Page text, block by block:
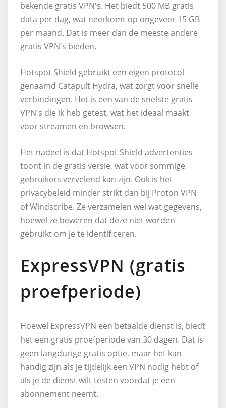
bekende gratis VPN's. Het biedt 500 MB gratis
data per dag, wat neerkomt op ongeveer 15 GB
per maand. Dat is meer dan de meeste andere
gratis VPN's bieden.
Hotspot Shield gebruikt een eigen protocol
genaamd Catapult Hydra, wat zorgt voor snelle
verbindingen. Het is een van de snelste gratis
VPN's die ik heb getest, wat het ideaal maakt
voor streamen en browsen.
Het nadeel is dat Hotspot Shield advertenties
toont in de gratis versie, wat voor sommige
gebruikers vervelend kan zijn. Ook is het
privacybeleid minder strikt dan bij Proton VPN
of Windscribe. Ze verzamelen wel wat gegevens,
hoewel ze beweren dat deze niet worden
gebruikt om je te identificeren.
ExpressVPN (gratis
proefperiode)
Hoewel ExpressVPN een betaalde dienst is, biedt
het een gratis proefperiode van 30 dagen. Dat is
geen langdurige gratis optie, maar het kan
handig zijn als je tijdelijk een VPN nodig hebt of
als je de dienst wilt testen voordat je een
abonnement neemt.